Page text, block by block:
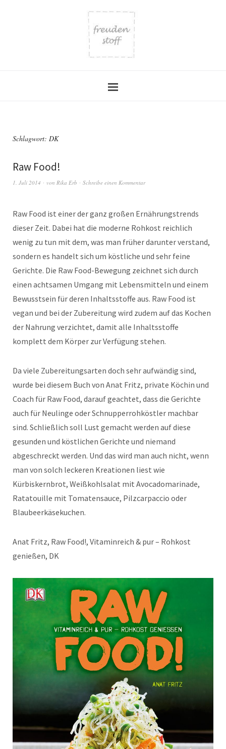
Schlagwort: DK
Raw Food!
1. Juli 2014 von Rika Erb Schreibe einen Kommentar
Raw Food ist einer der ganz großen Ernährungstrends
dieser Zeit. Dabei hat die moderne Rohkost reichlich
wenig zu tun mit dem, was man früher darunter verstand,
sondern es handelt sich um köstliche und sehr feine
Gerichte. Die Raw Food-Bewegung zeichnet sich durch
einen achtsamen Umgang mit Lebensmitteln und einem
Bewusstsein für deren Inhaltsstoffe aus. Raw Food ist
vegan und bei der Zubereitung wird zudem auf das Kochen
der Nahrung verzichtet, damit alle Inhaltsstoffe
komplett dem Körper zur Verfügung stehen.
Da viele Zubereitungsarten doch sehr aufwändig sind,
wurde bei diesem Buch von Anat Fritz, private Köchin und
Coach für Raw Food, darauf geachtet, dass die Gerichte
auch für Neulinge oder Schnupperrohköstler machbar
sind. Schließlich soll Lust gemacht werden auf diese
gesunden und köstlichen Gerichte und niemand
abgeschreckt werden. Und das wird man auch nicht, wenn
man von solch leckeren Kreationen liest wie
Kürbiskernbrot, Weißkohlsalat mit Avocadomarinade,
Ratatouille mit Tomatensauce, Pilzcarpaccio oder
Blaubeerkäsekuchen.
Anat Fritz, Raw Food!, Vitaminreich & pur – Rohkost
genießen, DK